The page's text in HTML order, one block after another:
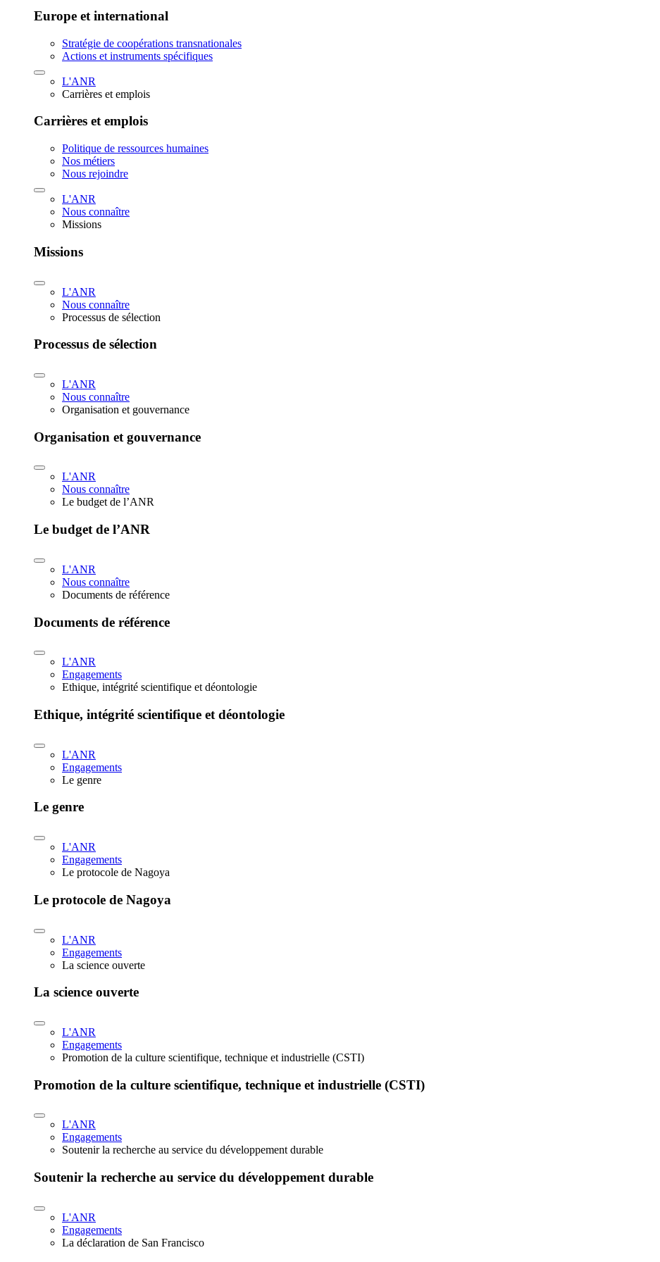
Europe et international
Stratégie de coopérations transnationales
Actions et instruments spécifiques
L'ANR
Carrières et emplois
Carrières et emplois
Politique de ressources humaines
Nos métiers
Nous rejoindre
L'ANR
Nous connaître
Missions
Missions
L'ANR
Nous connaître
Processus de sélection
Processus de sélection
L'ANR
Nous connaître
Organisation et gouvernance
Organisation et gouvernance
L'ANR
Nous connaître
Le budget de l’ANR
Le budget de l’ANR
L'ANR
Nous connaître
Documents de référence
Documents de référence
L'ANR
Engagements
Ethique, intégrité scientifique et déontologie
Ethique, intégrité scientifique et déontologie
L'ANR
Engagements
Le genre
Le genre
L'ANR
Engagements
Le protocole de Nagoya
Le protocole de Nagoya
L'ANR
Engagements
La science ouverte
La science ouverte
L'ANR
Engagements
Promotion de la culture scientifique, technique et industrielle (CSTI)
Promotion de la culture scientifique, technique et industrielle (CSTI)
L'ANR
Engagements
Soutenir la recherche au service du développement durable
Soutenir la recherche au service du développement durable
L'ANR
Engagements
La déclaration de San Francisco